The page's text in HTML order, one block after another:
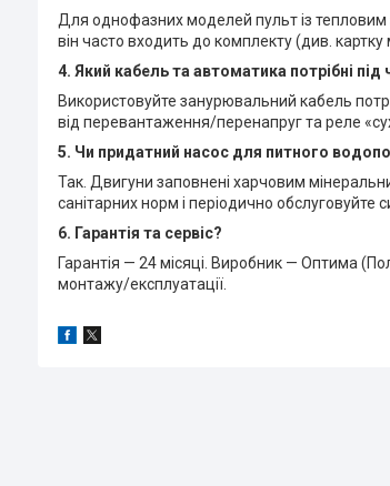
Для однофазних моделей пульт із тепловим
він часто входить до комплекту (див. картку
4. Який кабель та автоматика потрібні
Використовуйте занурювальний кабель
від перевантаження/перенапруг та реле
5. Чи придатний насос для питного
Так. Двигуни заповнені харчовим
санітарних норм і періодично обслуговуйте
6. Гарантія та сервіс?
Гарантія — 24 місяці. Виробник — Оптима
монтажу/експлуатації.